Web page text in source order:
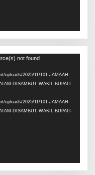
not found
uploads/2025/11/101-JAMAAH-
DISAMBUT-WAKIL-BUPATI-
uploads/2025/11/101-JAMAAH-
DISAMBUT-WAKIL-BUPATI-